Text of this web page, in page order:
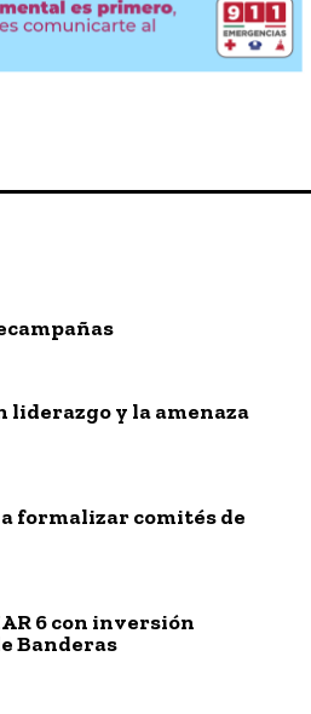
liderazgo y la amenaza
formalizar comités de
6 con inversión
Banderas